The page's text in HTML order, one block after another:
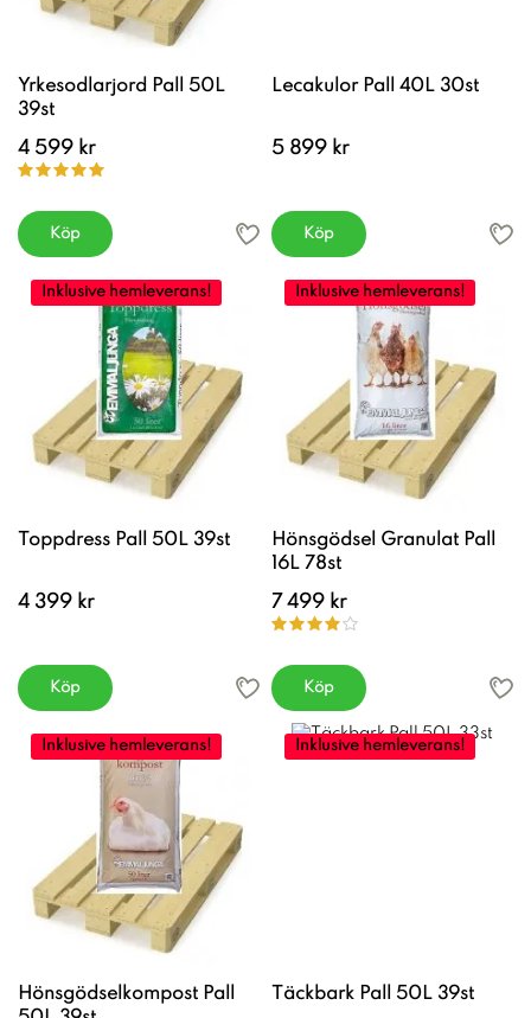
Yrkesodlarjord Pall 50L
39st
4 599 kr
Köp
Lecakulor Pall 40L 30st
5 899 kr
Köp
Inklusive hemleverans!
Toppdress Pall 50L 39st
4 399 kr
Köp
Inklusive hemleverans!
Hönsgödsel Granulat Pall
16L 78st
7 499 kr
Köp
Inklusive hemleverans!
Hönsgödselkompost Pall
Inklusive hemleverans!
Täckbark Pall 50L 39st